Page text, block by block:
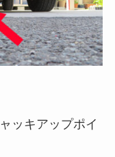
ッキアップポイ